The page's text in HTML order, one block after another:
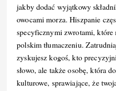
jakby dodać wyjątkowy
owocami morza. Hiszpanie
specyficznymi zwrotami, które
polskim tłumaczeniu.
zyskujesz kogoś, kto
słowo, ale także osobę, która
kulturowe, sprawiające, że